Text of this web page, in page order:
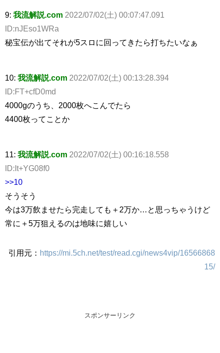
9: 我流解説.com 2022/07/02(土) 00:07:47.091
ID:nJEso1WRa
秘宝伝が出てそれが5スロに回ってきたら打ちたいなぁ
10: 我流解説.com 2022/07/02(土) 00:13:28.394
ID:FT+cfD0md
4000gのうち、2000枚へこんでたら
4400枚ってことか
11: 我流解説.com 2022/07/02(土) 00:16:18.558
ID:It+YG08f0
>>10
そうそう
今は3万飲ませたら完走しても＋2万か…と思っちゃうけど
常に＋5万狙えるのは地味に嬉しい
引用元： https://mi.5ch.net/test/read.cgi/news4vip/16566868
15/
スポンサーリンク